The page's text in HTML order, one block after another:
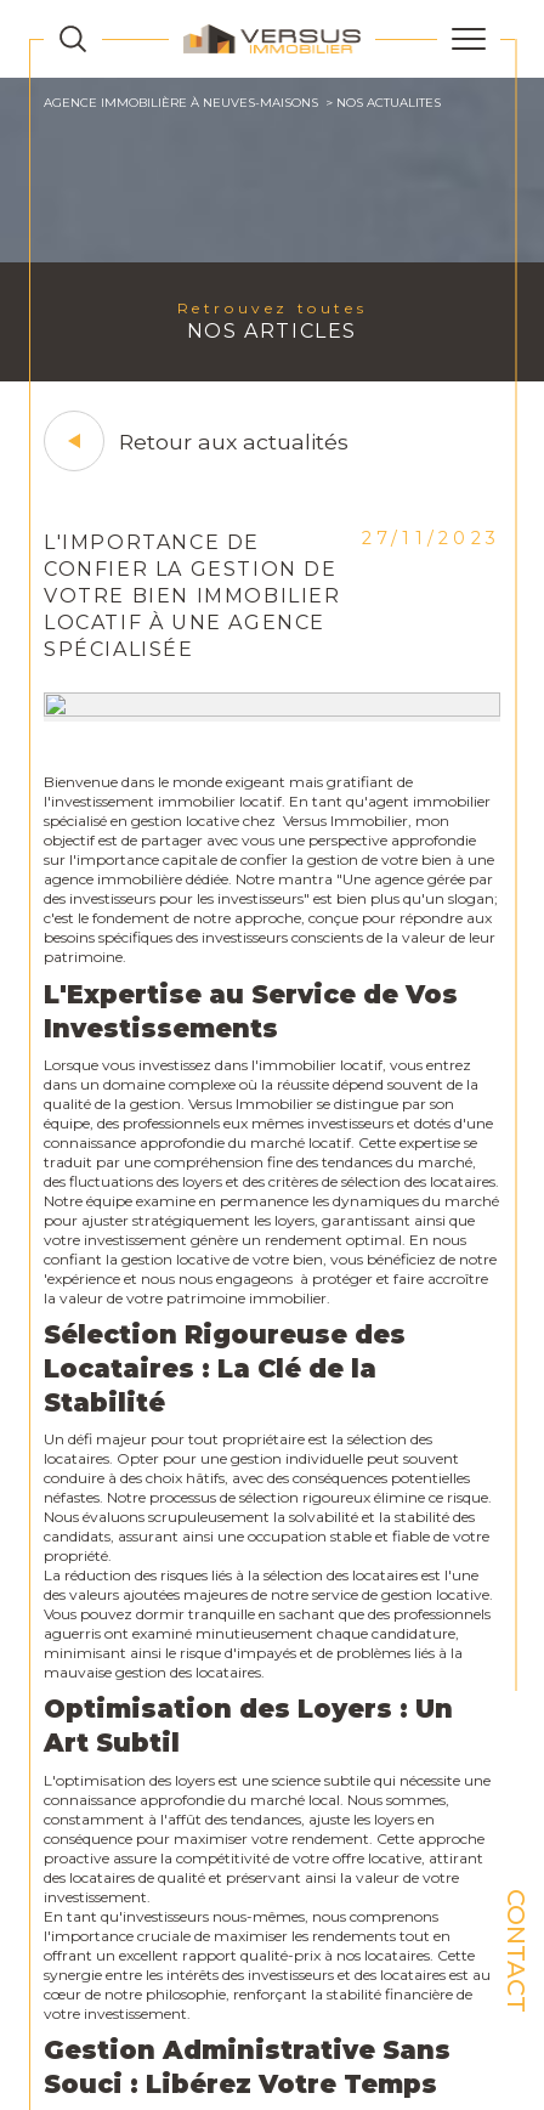
CONTACT
AGENCE IMMOBILIÈRE À NEUVES-MAISONS NOS ACTUALITES
Retrouvez toutes
NOS ARTICLES
Retour aux actualités
L'IMPORTANCE DE
CONFIER LA GESTION DE
VOTRE BIEN IMMOBILIER
LOCATIF À UNE AGENCE
SPÉCIALISÉE
27/11/2023
Bienvenue dans le monde exigeant mais gratifiant de
l'investissement immobilier locatif. En tant qu'agent immobilier
spécialisé en gestion locative chez Versus Immobilier, mon
objectif est de partager avec vous une perspective approfondie
sur l'importance capitale de confier la gestion de votre bien à une
agence immobilière dédiée. Notre mantra "Une agence gérée par
des investisseurs pour les investisseurs" est bien plus qu'un slogan;
c'est le fondement de notre approche, conçue pour répondre aux
besoins spécifiques des investisseurs conscients de la valeur de leur
patrimoine.
L'Expertise au Service de Vos
Investissements
Lorsque vous investissez dans l'immobilier locatif, vous entrez
dans un domaine complexe où la réussite dépend souvent de la
qualité de la gestion. Versus Immobilier se distingue par son
équipe, des professionnels eux mêmes investisseurs et dotés d'une
connaissance approfondie du marché locatif. Cette expertise se
traduit par une compréhension fine des tendances du marché,
des fluctuations des loyers et des critères de sélection des locataires.
Notre équipe examine en permanence les dynamiques du marché
pour ajuster stratégiquement les loyers, garantissant ainsi que
votre investissement génère un rendement optimal. En nous
confiant la gestion locative de votre bien, vous bénéficiez de notre
'expérience et nous nous engageons à protéger et faire accroître
la valeur de votre patrimoine immobilier.
Sélection Rigoureuse des
Locataires : La Clé de la
Stabilité
Un défi majeur pour tout propriétaire est la sélection des
locataires. Opter pour une gestion individuelle peut souvent
conduire à des choix hâtifs, avec des conséquences potentielles
néfastes. Notre processus de sélection rigoureux élimine ce risque.
Nous évaluons scrupuleusement la solvabilité et la stabilité des
candidats, assurant ainsi une occupation stable et fiable de votre
propriété.
La réduction des risques liés à la sélection des locataires est l'une
des valeurs ajoutées majeures de notre service de gestion locative.
Vous pouvez dormir tranquille en sachant que des professionnels
aguerris ont examiné minutieusement chaque candidature,
minimisant ainsi le risque d'impayés et de problèmes liés à la
mauvaise gestion des locataires.
Optimisation des Loyers : Un
Art Subtil
L'optimisation des loyers est une science subtile qui nécessite une
connaissance approfondie du marché local. Nous sommes,
constamment à l'affût des tendances, ajuste les loyers en
conséquence pour maximiser votre rendement. Cette approche
proactive assure la compétitivité de votre offre locative, attirant
des locataires de qualité et préservant ainsi la valeur de votre
investissement.
En tant qu'investisseurs nous-mêmes, nous comprenons
l'importance cruciale de maximiser les rendements tout en
offrant un excellent rapport qualité-prix à nos locataires. Cette
synergie entre les intérêts des investisseurs et des locataires est au
cœur de notre philosophie, renforçant la stabilité financière de
votre investissement.
Gestion Administrative Sans
Souci : Libérez Votre Temps